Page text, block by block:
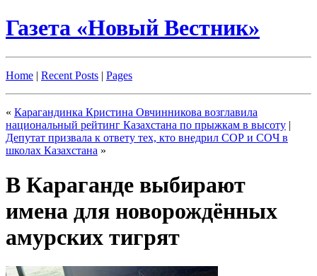
Газета «Новый Вестник»
Home | Recent Posts | Pages
« Карагандинка Кристина Овчинникова возглавила
национальный рейтинг Казахстана по прыжкам в высоту |
Депутат призвала к ответу тех, кто внедрил СОР и СОЧ в
школах Казахстана »
В Караганде выбирают
имена для новорождённых
амурских тигрят